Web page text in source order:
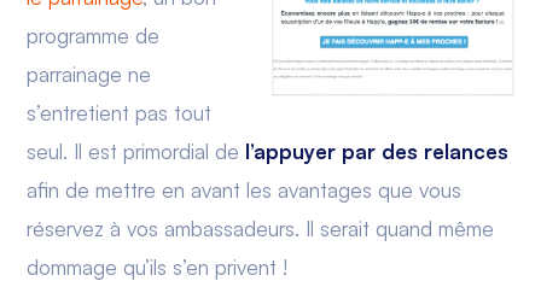
programme de
parrainage ne
s’entretient pas tout
seul. Il est primordial de l’appuyer par des relances
afin de mettre en avant les avantages que vous
réservez à vos ambassadeurs. Il serait quand même
dommage qu’ils s’en privent !